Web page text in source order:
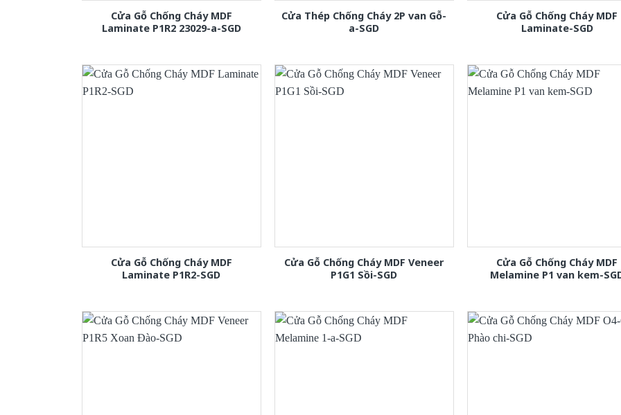
Cửa Gỗ Chống Cháy MDF
Laminate P1R2 23029-a-SGD
Cửa Thép Chống Cháy 2P van Gỗ-
a-SGD
Cửa Gỗ Chống Cháy MDF
Laminate-SGD
Cửa Gỗ Chống Cháy MDF
Laminate P1R2-SGD
Cửa Gỗ Chống Cháy MDF Veneer
P1G1 Sồi-SGD
Cửa Gỗ Chống Cháy MDF
Melamine P1 van kem-